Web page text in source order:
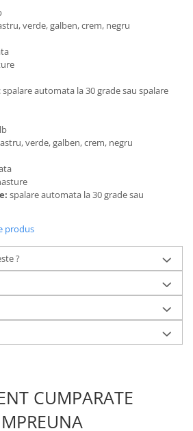
verde, galben, crem, negru
automata la 30 grade sau spalare
verde, galben, crem, negru
spalare automata la 30 grade sau
produs
?
CUMPARATE